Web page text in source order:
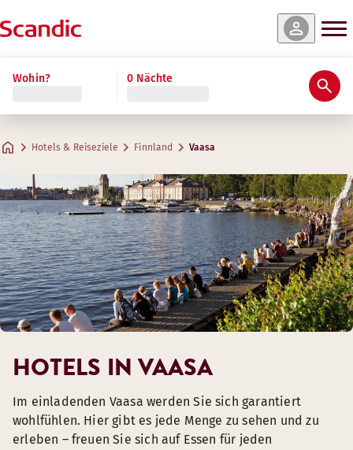
Wohin? 0 Nächte
Hotels & Reiseziele Finnland Vaasa
HOTELS IN VAASA
Im einladenden Vaasa werden Sie sich garantiert
wohlfühlen. Hier gibt es jede Menge zu sehen und zu
erleben – freuen Sie sich auf Essen für jeden